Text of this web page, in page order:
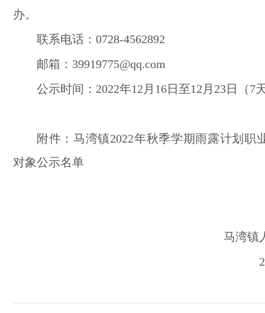
办。
联系电话：0728-4562892
邮箱：39919775@qq.com
公示时间：2022年12 月16日至12 月 23日（7
附件：马湾镇2022年秋季学期雨露计划职
对象公示名单
马湾镇